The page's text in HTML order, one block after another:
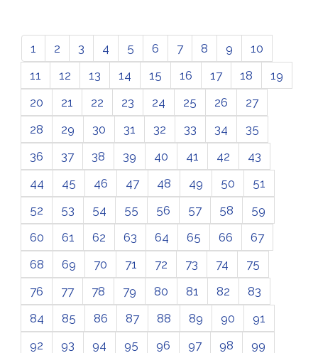
1 2 3 4 5 6 7 8 9
10
11
12 13 14 15 16 17 18
19
20
21 22 23 24 25 26
27
28
29 30 31 32 33 34
35
36
37 38 39 40 41 42
43
44
45 46 47 48 49 50
51
52
53 54 55 56 57 58
59
60
61 62 63 64 65 66
67
68
69 70 71 72 73 74
75
76
77 78 79 80 81 82
83
84
85 86 87 88 89 90
91
92
93 94 95 96 97 98
99